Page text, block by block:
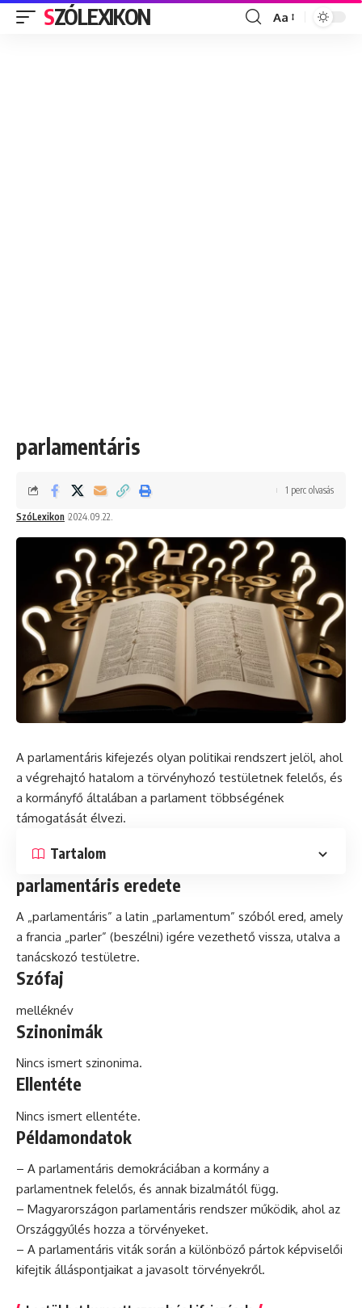
SZÓLEXIKON
Font
Aa
parlamentáris
SzóLexikon 2024.09.22.
1 perc olvasás
A parlamentáris kifejezés olyan politikai rendszert jelöl, ahol
a végrehajtó hatalom a törvényhozó testületnek felelős, és
a kormányfő általában a parlament többségének
támogatását élvezi.
Tartalom
parlamentáris eredete
A „parlamentáris” a latin „parlamentum” szóból ered, amely
a francia „parler” (beszélni) igére vezethető vissza, utalva a
tanácskozó testületre.
Szófaj
melléknév
Szinonimák
Nincs ismert szinonima.
Ellentéte
Nincs ismert ellentéte.
Példamondatok
– A parlamentáris demokráciában a kormány a
parlamentnek felelős, és annak bizalmától függ.
– Magyarországon parlamentáris rendszer működik, ahol az
Országgyűlés hozza a törvényeket.
– A parlamentáris viták során a különböző pártok képviselői
kifejtik álláspontjaikat a javasolt törvényekről.